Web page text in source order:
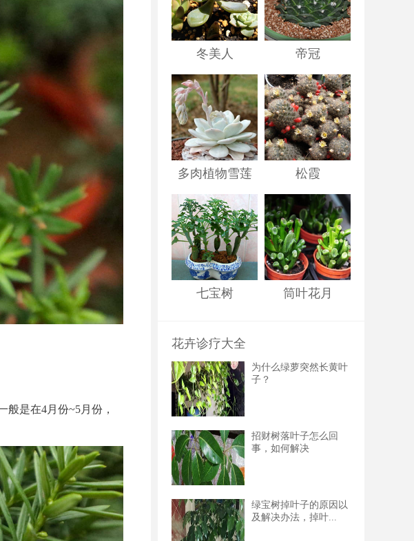
是在4月份~5月份，
冬美人 帝冠
多肉植物雪莲 松霞
七宝树 筒叶花月
花卉诊疗大全
为什么绿萝突然长黄叶
子？
招财树落叶子怎么回
事，如何解决
绿宝树掉叶子的原因以
及解决办法，掉叶...